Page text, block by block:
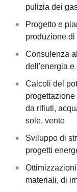
pulizia dei
Progetto e
produzione di
Consulenza
dell'energia e
Calcoli del
da rifiuti,
sole, vento
Sviluppo di
progetti
materiali, di